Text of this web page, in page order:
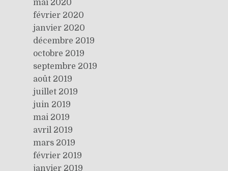
mai 2020
février 2020
janvier 2020
décembre 2019
octobre 2019
septembre 2019
août 2019
juillet 2019
juin 2019
mai 2019
avril 2019
mars 2019
février 2019
janvier 2019